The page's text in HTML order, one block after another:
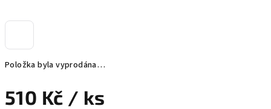
Položka byla vyprodána…
510 Kč / ks